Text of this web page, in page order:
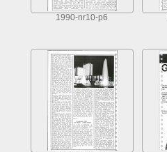
1990-nr10-p6